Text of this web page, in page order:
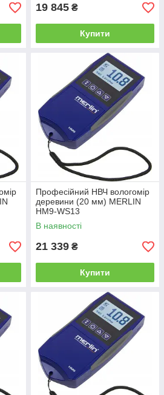
19 845 ₴
Купити
Професійний НВЧ вологомір
деревини (20 мм) MERLIN
HM9-WS13
В наявності
21 339 ₴
Купити